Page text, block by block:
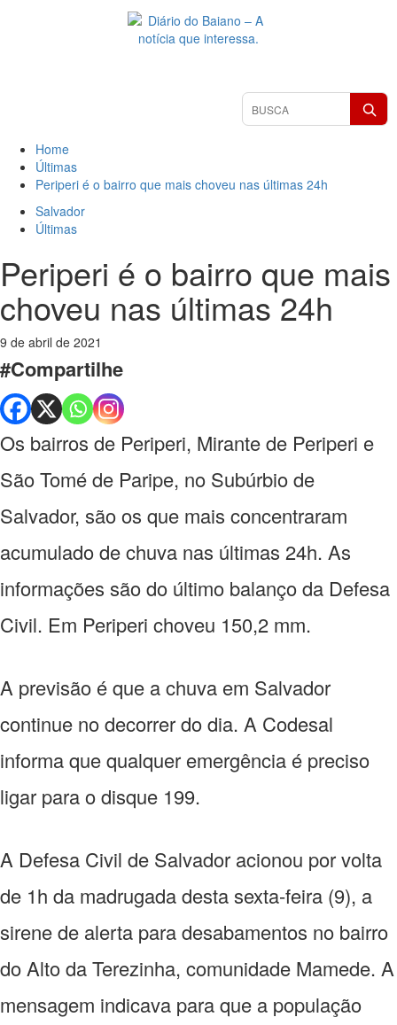
Pesquisar
Home
Últimas
Periperi é o bairro que mais choveu nas últimas 24h
Salvador
Últimas
Periperi é o bairro que mais
choveu nas últimas 24h
9 de abril de 2021
#Compartilhe
Os bairros de Periperi, Mirante de Periperi e
São Tomé de Paripe, no Subúrbio de
Salvador, são os que mais concentraram
acumulado de chuva nas últimas 24h. As
informações são do último balanço da Defesa
Civil. Em Periperi choveu 150,2 mm.
A previsão é que a chuva em Salvador
continue no decorrer do dia. A Codesal
informa que qualquer emergência é preciso
ligar para o disque 199.
A Defesa Civil de Salvador acionou por volta
de 1h da madrugada desta sexta-feira (9), a
sirene de alerta para desabamentos no bairro
do Alto da Terezinha, comunidade Mamede. A
mensagem indicava para que a população